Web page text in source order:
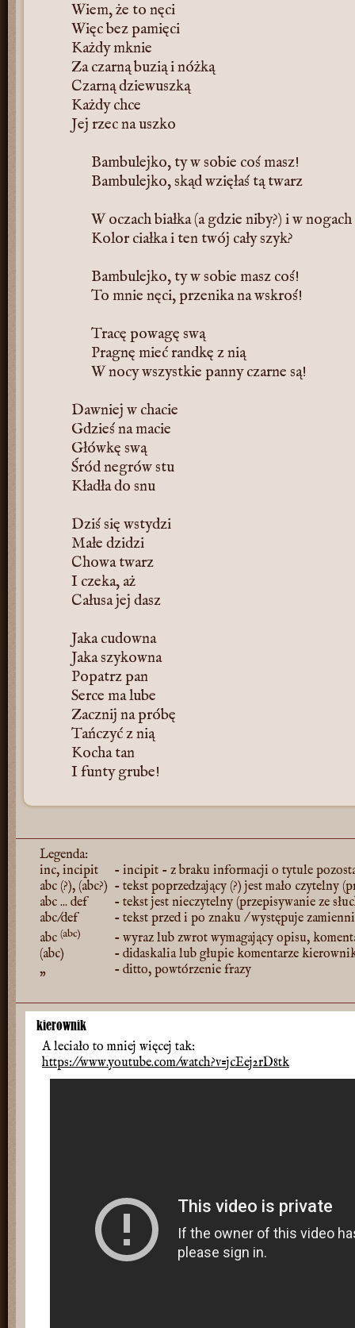
Wiem, że to nęci
Więc bez pamięci
Każdy mknie
Za czarną buzią i nóżką
Czarną dziewuszką
Każdy chce
Jej rzec na uszko
Bambulejko, ty w sobie coś masz!
Bambulejko, skąd wzięłaś tą twarz
W oczach białka (a gdzie niby?) i w
Kolor ciałka i ten twój cały szyk?
Bambulejko, ty w sobie masz coś!
To mnie nęci, przenika na wskroś!
Tracę powagę swą
Pragnę mieć randkę z nią
W nocy wszystkie panny czarne są!
Dawniej w chacie
Gdzieś na macie
Główkę swą
Śród negrów stu
Kładła do snu
Dziś się wstydzi
Małe dzidzi
Chowa twarz
I czeka, aż
Całusa jej dasz
Jaka cudowna
Jaka szykowna
Popatrz pan
Serce ma lube
Zacznij na próbę
Tańczyć z nią
Kocha tan
I funty grube!
Legenda:
inc, incipit
- incipit - z braku informacji o tytule
abc (?), (abc?) - tekst poprzedzający (?) jest mało czytelny
abc ... def
- tekst jest nieczytelny (przepisywanie ze
abc/def
- tekst przed i po znaku / występuje
abc (abc)
- wyraz lub zwrot wymagający opisu,
(abc)
- didaskalia lub głupie komentarze
„
- ditto, powtórzenie frazy
kierownik
A leciało to mniej więcej tak:
https://www.youtube.com/watch?v=jcEej2rD8tk